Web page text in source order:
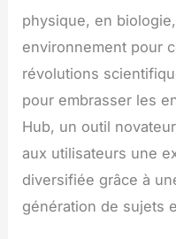
physique, en
environnement pour
révolutions
pour embrasser les
Hub, un outil
aux utilisateurs une
diversifiée grâce à
génération de sujets